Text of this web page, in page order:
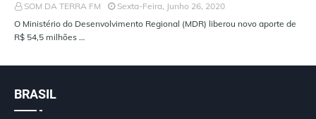
SOM DA TERRA FM
Sexta-Feira, Junho 26, 2020
O Ministério do Desenvolvimento Regional (MDR) liberou novo aporte de
R$ 54,5 milhões …
BRASIL